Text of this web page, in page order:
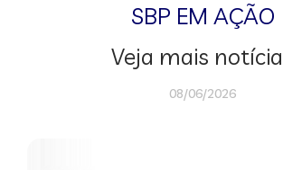
SBP EM AÇÃO
Veja mais
08/06/2026